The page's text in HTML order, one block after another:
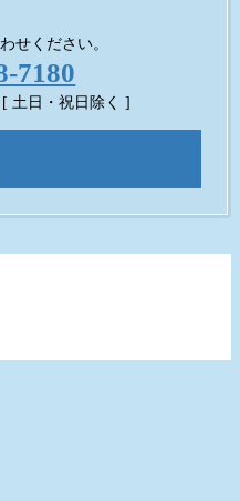
せください。
7180
[ 土日・祝日除く ]